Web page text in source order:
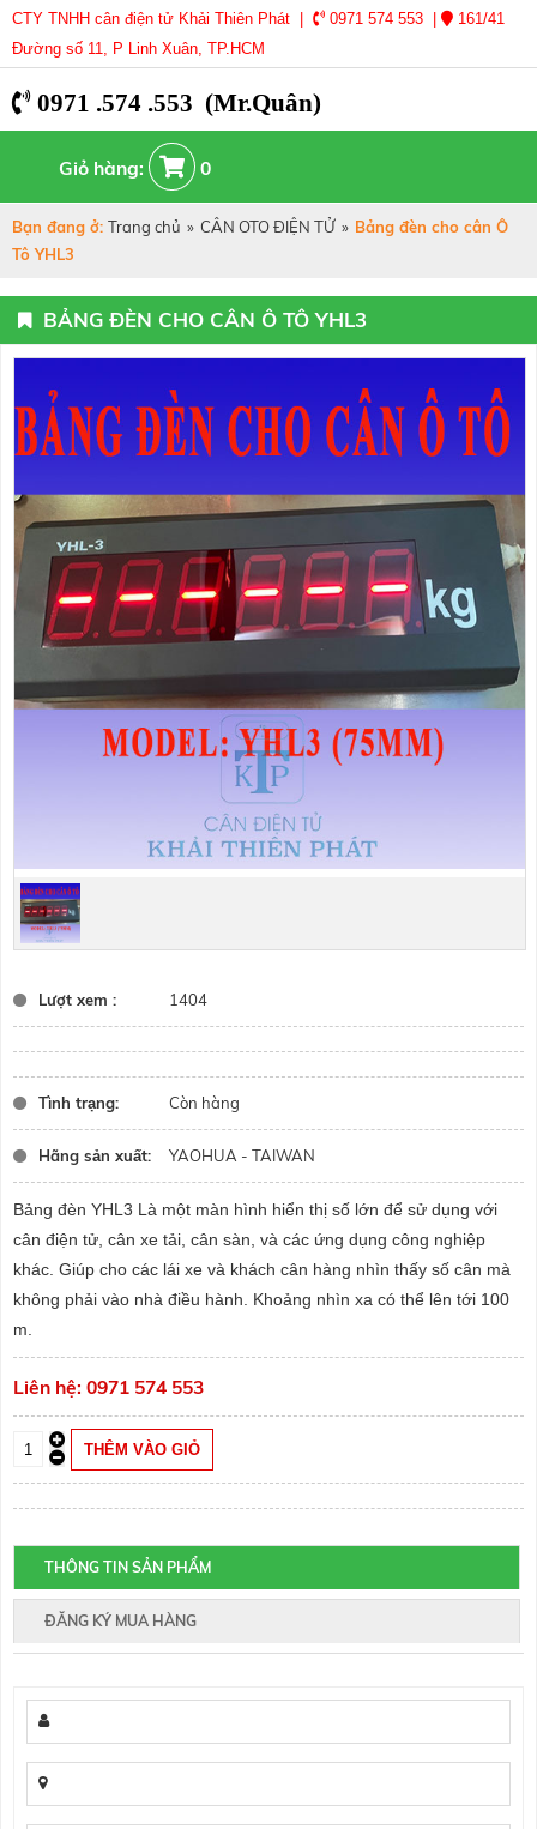
CTY TNHH cân điện tử Khải Thiên Phát | 0971 574 553 |
161/41
Đường số 11, P Linh Xuân, TP.HCM
0971 .574 .553 (Mr.Quân)
Giỏ hàng: 0
Bạn đang ở: Trang chủ » CÂN OTO ĐIỆN TỬ » Bảng đèn cho cân Ô
Tô YHL3
BẢNG ĐÈN CHO CÂN Ô TÔ YHL3
Lượt xem : 1404
Tình trạng: Còn hàng
Hãng sản xuất: YAOHUA - TAIWAN
Bảng đèn YHL3 Là một màn hình hiển thị số lớn để sử dụng với
cân điện tử, cân xe tải, cân sàn, và các ứng dụng công nghiệp
khác. Giúp cho các lái xe và khách cân hàng nhìn thấy số cân mà
không phải vào nhà điều hành. Khoảng nhìn xa có thể lên tới 100
m.
Liên hệ: 0971 574 553
THÔNG TIN SẢN PHẨM
ĐĂNG KÝ MUA HÀNG